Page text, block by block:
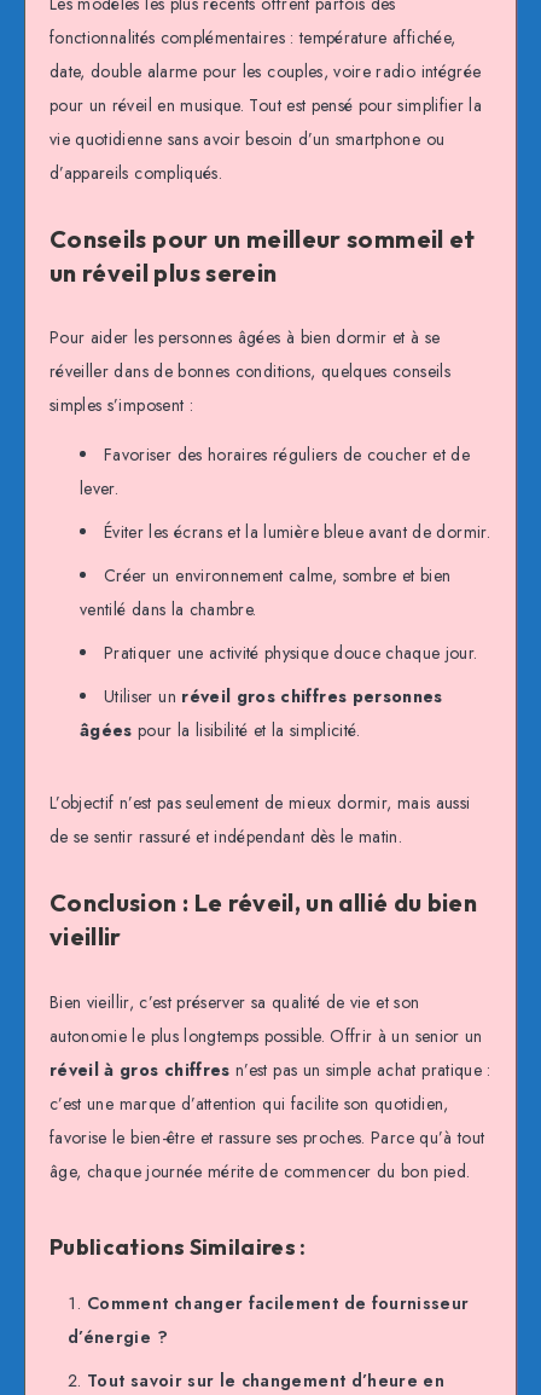
fonctionnalités complémentaires : température affichée,
date, double alarme pour les couples, voire radio intégrée
pour un réveil en musique. Tout est pensé pour simplifier la
vie quotidienne sans avoir besoin d’un smartphone ou
d’appareils compliqués.
Conseils pour un meilleur sommeil et
un réveil plus serein
Pour aider les personnes âgées à bien dormir et à se
réveiller dans de bonnes conditions, quelques conseils
simples s’imposent :
Favoriser des horaires réguliers de coucher et de
lever.
Éviter les écrans et la lumière bleue avant de dormir.
Créer un environnement calme, sombre et bien
ventilé dans la chambre.
Pratiquer une activité physique douce chaque jour.
Utiliser un réveil gros chiffres personnes
âgées pour la lisibilité et la simplicité.
L’objectif n’est pas seulement de mieux dormir, mais aussi
de se sentir rassuré et indépendant dès le matin.
Conclusion : Le réveil, un allié du bien
vieillir
Bien vieillir, c’est préserver sa qualité de vie et son
autonomie le plus longtemps possible. Offrir à un senior un
réveil à gros chiffres n’est pas un simple achat pratique :
c’est une marque d’attention qui facilite son quotidien,
favorise le bien-être et rassure ses proches. Parce qu’à tout
âge, chaque journée mérite de commencer du bon pied.
Publications Similaires :
Comment changer facilement de fournisseur
d’énergie ?
Tout savoir sur le changement d’heure en